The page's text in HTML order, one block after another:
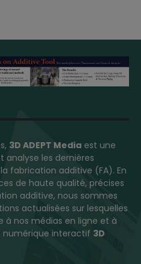
3D ADEPT Media est une
analyse les dernières
fabrication additive (FA). En
de haute qualité, précises
additive, nous sommes
actualisées sur lesquelles
nos médias en ligne et à
interactif 3D